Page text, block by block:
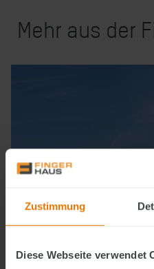
Zustimmung
Diese Webseite verwendet
Mehr aus der